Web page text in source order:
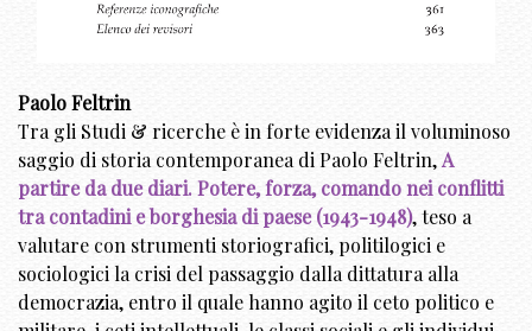
Paolo Feltrin
Tra gli Studi & ricerche è in forte evidenza il voluminoso
saggio di storia contemporanea di Paolo Feltrin,A
partire da due diari. Potere, forza, comando nei conflitti
tra contadini e borghesia di paese (1943-1948), teso a
valutare con strumenti storiografici, politilogici e
sociologici la crisi del passaggio dalla dittatura alla
democrazia, entro il quale hanno agito il ceto politico e